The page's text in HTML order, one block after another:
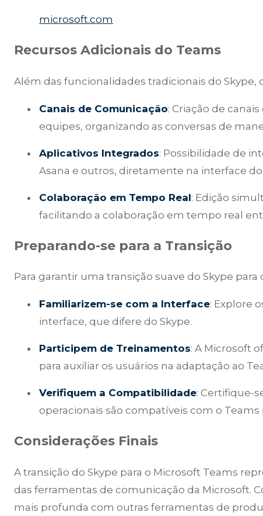
microsoft.com
Recursos Adicionais do Teams
Além das funcionalidades tradicionais do Skype,
Canais de Comunicação: Criação de
equipes, organizando as conversas de
Aplicativos Integrados: Possibilidade de
Asana e outros, diretamente na interface do
Colaboração em Tempo Real: Edição
facilitando a colaboração em tempo real
Preparando-se para a Transição
Para garantir uma transição suave do Skype
Familiarizem-se com a Interface: Explore
interface, que difere do Skype.
Participem de Treinamentos: A Microsoft
para auxiliar os usuários na adaptação ao
Verifiquem a Compatibilidade: Certifique-
operacionais são compatíveis com o
Considerações Finais
A transição do Skype para o Microsoft Teams
das ferramentas de comunicação da Microsoft.
mais profunda com outras ferramentas de